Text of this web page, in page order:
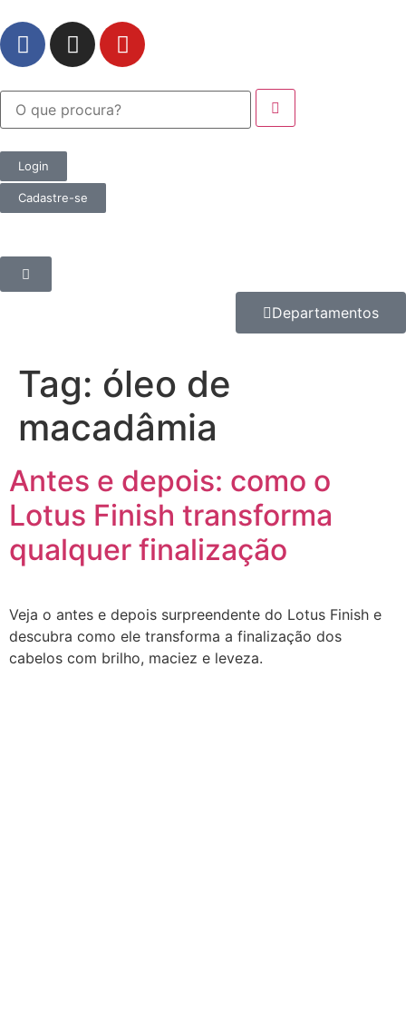
Login
Cadastre-se
Departamentos
Tag: óleo de
macadâmia
Antes e depois: como o
Lotus Finish transforma
qualquer finalização
Veja o antes e depois surpreendente do Lotus Finish e
descubra como ele transforma a finalização dos
cabelos com brilho, maciez e leveza.